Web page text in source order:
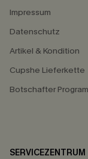
Impressum
Datenschutz
Artikel & Kondition
Cupshe Lieferkette
Botschafter
SERVICEZENTRUM